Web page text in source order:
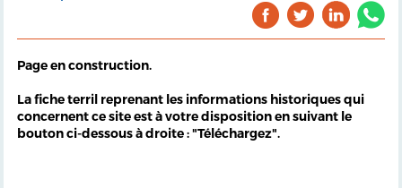
Page en construction.
La fiche terril reprenant les informations historiques qui
concernent ce site est à votre disposition en suivant le
bouton ci-dessous à droite : "Téléchargez".